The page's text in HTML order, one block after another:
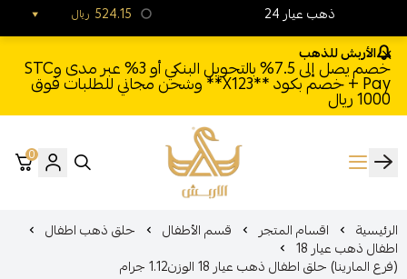
الأربش للذهب
خصم يصل إلى 7.5% بالتحويل البنكي أو 3% عبر مدى وSTC
Pay + خصم بكود **X123** وشحن مجاني للطلبات فوق
1000 ريال
الأربش للذهب
0
الرئيسية اقسام المتجر قسم الأطفال حلق ذهب اطفال
اطفال ذهب عيار 18
(فرع المارينا) حلق اطفال ذهب عيار 18 الوزن1.12 جرام
24 ذهب عيار ريال 524.15